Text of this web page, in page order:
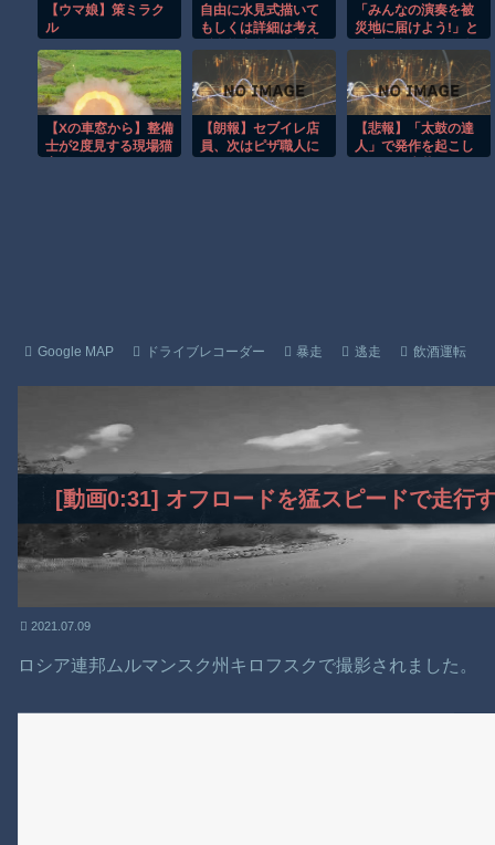
【朗報】大人気漫画「GANTZ」がAmazonでなんと全巻100円ｗ
まだ墓石があるだけマシと見るべきか。今はもう合葬墓ばかり
【動画】新型のさすまた、限界突破ｗｗｗｗｗｗ
【謎】広島県が頑なに「はだしのゲンコラボ喫茶」をやらない理
【ウマ娘】策ミラク
ル
自由に水見式描いて
もしくは詳細は考え
して描いて
「みんなの演奏を被
災地に届けよう!」と
部の顧問、だが泊ま
る場所やご飯は現地
のお寺とかホテルと
か……
【Xの車窓から】整備
士が2度見する現場猫
【朗報】セブイレ店
員、次はピザ職人に
【悲報】「太鼓の達
人」で発作を起こし
Google MAP ドライブレコーダー 暴走 逃走 飲酒運転
[動画0:31] オフロードを猛スピードで走行
2021.07.09
ロシア連邦ムルマンスク州キロフスクで撮影されました。